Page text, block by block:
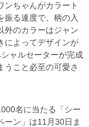
ンちゃんがカラート
振る速度で、柄の入
外のカラーはジャン
によってデザインが
ャルセーターが完成
うこと必至の可愛さ
名に当たる「シー
ーン」は11月30日ま